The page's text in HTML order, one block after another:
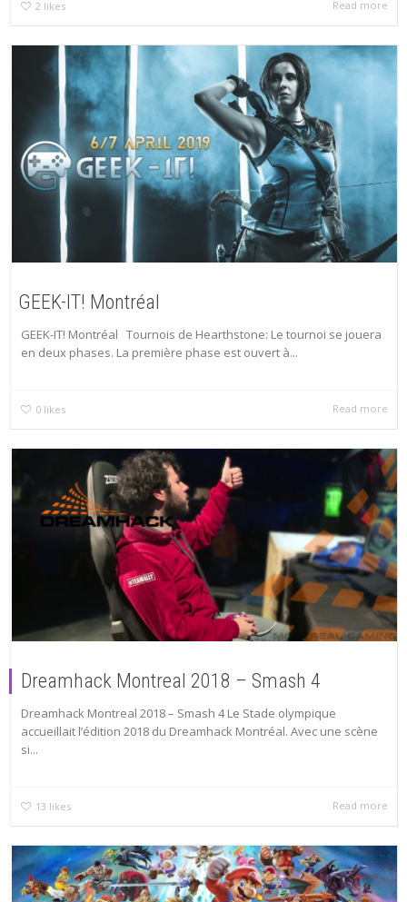
2 likes Read more
GEEK-IT! Montréal
GEEK-IT! Montréal Tournois de Hearthstone: Le tournoi se jouera
en deux phases. La première phase est ouvert à...
0 likes Read more
Dreamhack Montreal 2018 – Smash 4
Dreamhack Montreal 2018 – Smash 4 Le Stade olympique
accueillait l’édition 2018 du Dreamhack Montréal. Avec une scène
si...
13 likes Read more